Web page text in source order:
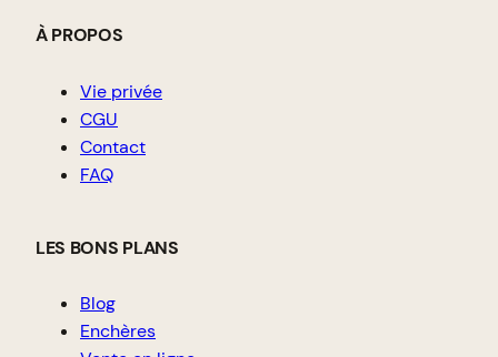
À PROPOS
Vie privée
CGU
Contact
FAQ
LES BONS PLANS
Blog
Enchères